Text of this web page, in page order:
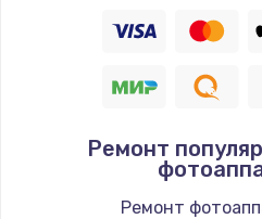
Ремонт
Ремонт